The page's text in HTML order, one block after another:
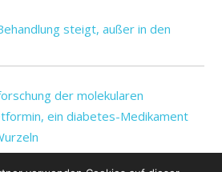
steigt, außer in den
der molekularen